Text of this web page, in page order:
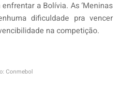
a Bolívia. As ‘Meninas
dificuldade pra vencer
na competição.
Conmebol